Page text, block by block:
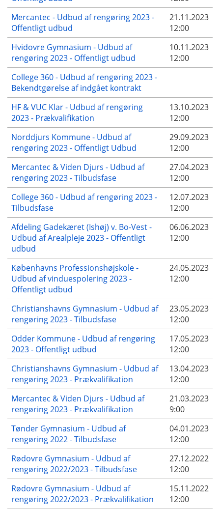
Mercantec - Udbud af rengøring 2023 -
Offentligt udbud
21.11.2023
12:00
Hvidovre Gymnasium - Udbud af
rengøring 2023 - Offentligt udbud
10.11.2023
12:00
College 360 - Udbud af rengøring 2023 -
Bekendtgørelse af indgået kontrakt
HF & VUC Klar - Udbud af rengøring
2023 - Prækvalifikation
13.10.2023
12:00
Norddjurs Kommune - Udbud af
rengøring 2023 - Offentligt Udbud
29.09.2023
12:00
Mercantec & Viden Djurs - Udbud af
rengøring 2023 - Tilbudsfase
27.04.2023
12:00
College 360 - Udbud af rengøring 2023 -
Tilbudsfase
12.07.2023
12:00
Afdeling Gadekæret (Ishøj) v. Bo-Vest -
Udbud af Arealpleje 2023 - Offentligt
udbud
06.06.2023
12:00
Københavns Professionshøjskole -
Udbud af vinduespolering 2023 -
Offentligt udbud
24.05.2023
12:00
Christianshavns Gymnasium - Udbud af
rengøring 2023 - Tilbudsfase
23.05.2023
12:00
Odder Kommune - Udbud af rengøring
2023 - Offentligt udbud
17.05.2023
12:00
Christianshavns Gymnasium - Udbud af
rengøring 2023 - Prækvalifikation
13.04.2023
12:00
Mercantec & Viden Djurs - Udbud af
rengøring 2023 - Prækvalifikation
21.03.2023
9:00
Tønder Gymnasium - Udbud af
rengøring 2022 - Tilbudsfase
04.01.2023
12:00
Rødovre Gymnasium - Udbud af
rengøring 2022/2023 - Tilbudsfase
27.12.2022
12:00
Rødovre Gymnasium - Udbud af
rengøring 2022/2023 - Prækvalifikation
15.11.2022
12:00